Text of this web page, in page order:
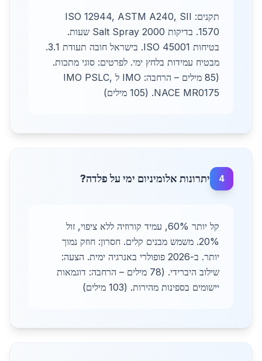
תקנים: ISO 12944, ASTM A240, SII
1570. בדיקות Salt Spray 2000 שעות.
בטיחות ISO 45001. בישראל חובה תעודת 3.1.
מבטיח עמידות בלחץ ימי. לפרטים: סוגי מתכות.
(85 מילים – הרחבה: IMO ל IMO PSLC,
NACE MR0175. (105 מילים)
4 יתרונות אלומיניום ימי על פלדה?
קל יותר 60%, עמיד קורוזיה ללא ציפוי, זול
20%. משמש מבנים קלים. חסרון: חוזק נמוך
יותר. ב-2026 פופולרי באנרגיה ימית. הצעה:
שילוב היברידי. (78 מילים – הרחבה: דוגמאות
יישומים בספינות מהירות. (103 מילים)